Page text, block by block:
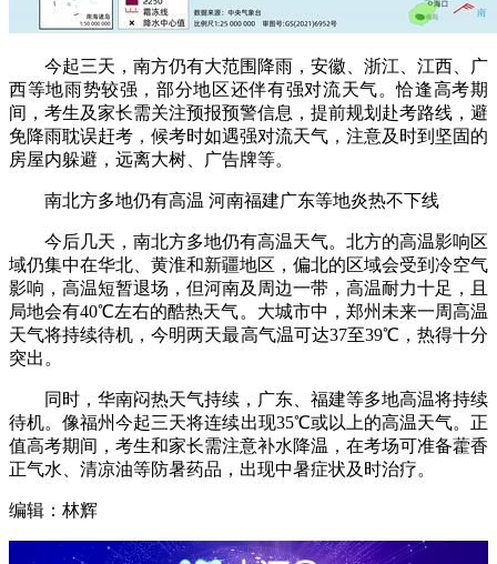
今起三天，南方仍有大范围降雨，安徽、浙江、江西、广
西等地雨势较强，部分地区还伴有强对流天气。恰逢高考期
间，考生及家长需关注预报预警信息，提前规划赴考路线，避
免降雨耽误赶考，候考时如遇强对流天气，注意及时到坚固的
房屋内躲避，远离大树、广告牌等。
南北方多地仍有高温 河南福建广东等地炎热不下线
今后几天，南北方多地仍有高温天气。北方的高温影响区
域仍集中在华北、黄淮和新疆地区，偏北的区域会受到冷空气
影响，高温短暂退场，但河南及周边一带，高温耐力十足，且
局地会有40℃左右的酷热天气。大城市中，郑州未来一周高温
天气将持续待机，今明两天最高气温可达37至39℃，热得十分
突出。
同时，华南闷热天气持续，广东、福建等多地高温将持续
待机。像福州今起三天将连续出现35℃或以上的高温天气。正
值高考期间，考生和家长需注意补水降温，在考场可准备藿香
正气水、清凉油等防暑药品，出现中暑症状及时治疗。
编辑：林辉